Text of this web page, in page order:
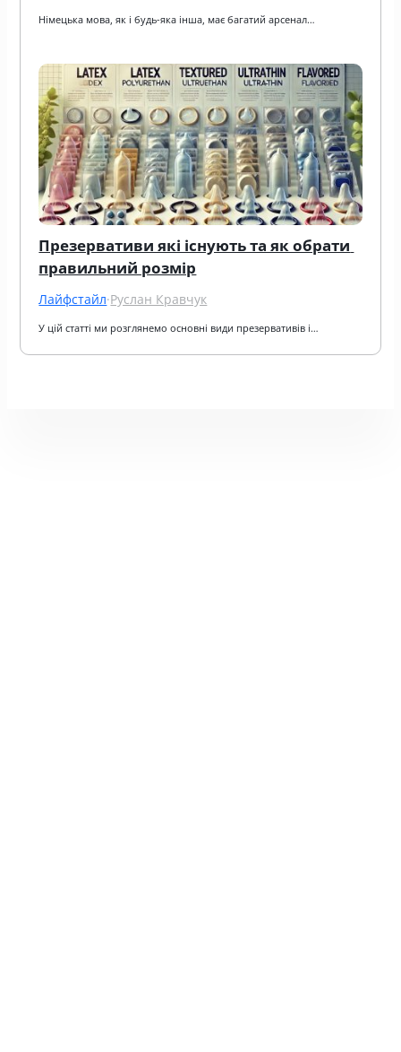
Німецька мова, як і будь-яка інша, має багатий арсенал…
Презервативи які існують та як обрати
правильний розмір
Лайфстайл·Руслан Кравчук
У цій статті ми розглянемо основні види презервативів і…